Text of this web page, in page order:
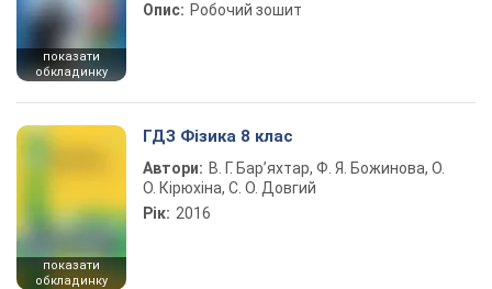
показати
обкладинку
Опис: Робочий зошит
показати
обкладинку
ГДЗ Фізика 8 клас
Автори: В. Г. Бар’яхтар, Ф. Я. Божинова, О.
О. Кірюхіна, С. О. Довгий
Рік: 2016